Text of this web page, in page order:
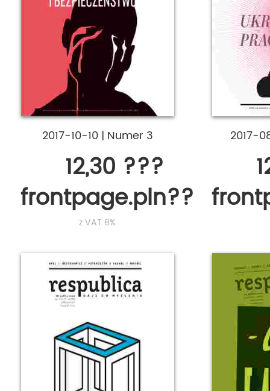
2017-10-10 | Numer 3
12,30 ???
frontpage.pln???
z VAT 8%
2017-